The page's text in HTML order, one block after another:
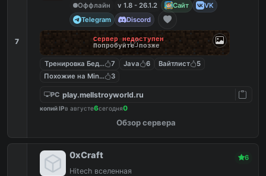
7
Оффлайн
v 1.8 - 26.1.2 Сайт
VK
Telegram
Discord
Сервер недоступен
Попробуйте позже
Тренировка Бед Варс
7 Java 6 Вайтлист
5
Похожие на MineShield
3
PC play.mellstroyworld.ru
копий IPв августе6сегодня0
Обзор сервера
0xCraft 6
Hitech вселенная